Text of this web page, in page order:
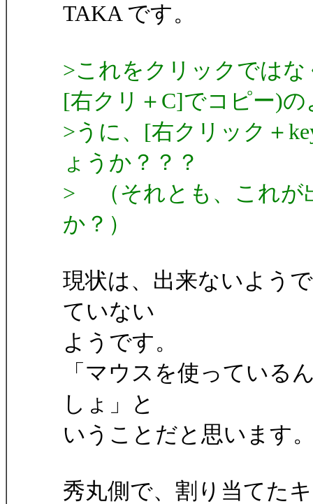
TAKA です。
>これをクリックではな
[右クリ＋C]でコピー)の
>うに、[右クリック＋
ょうか？？？
> （それとも、これが
か？）
現状は、出来ないよう
ていない
ようです。
「マウスを使っている
しょ」と
いうことだと思います
秀丸側で、割り当てた